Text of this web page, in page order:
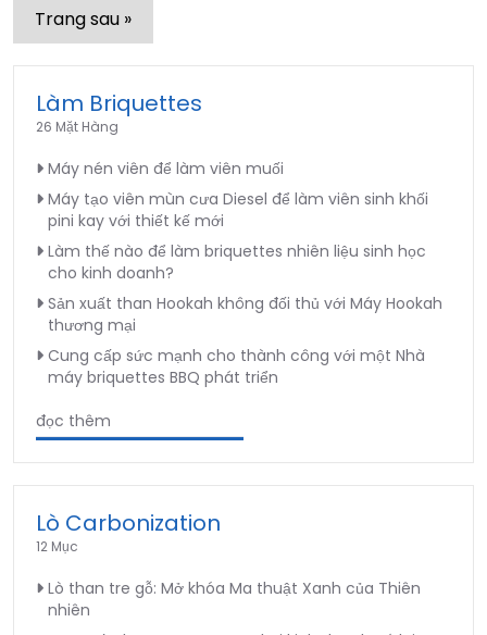
Trang sau »
Làm Briquettes
26 Mặt Hàng
Máy nén viên để làm viên muối
Máy tạo viên mùn cưa Diesel để làm viên sinh khối
pini kay với thiết kế mới
Làm thế nào để làm briquettes nhiên liệu sinh học
cho kinh doanh?
Sản xuất than Hookah không đối thủ với Máy Hookah
thương mại
Cung cấp sức mạnh cho thành công với một Nhà
máy briquettes BBQ phát triển
đọc thêm
Lò Carbonization
12 Mục
Lò than tre gỗ: Mở khóa Ma thuật Xanh của Thiên
nhiên